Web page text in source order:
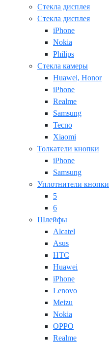
Стекла дисплея
Стекла дисплея
iPhone
Nokia
Philips
Стекла камеры
Huawei, Honor
iPhone
Realme
Samsung
Tecno
Xiaomi
Толкатели кнопки
iPhone
Samsung
Уплотнители кнопки
5
6
Шлейфы
Alcatel
Asus
HTC
Huawei
iPhone
Lenovo
Meizu
Nokia
OPPO
Realme